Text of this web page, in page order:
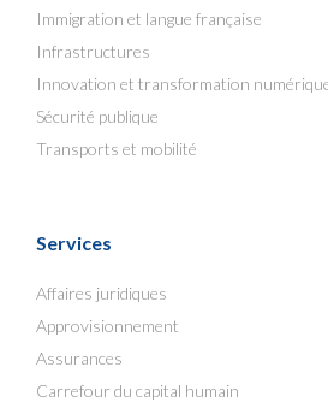
Immigration et langue française
Infrastructures
Innovation et transformation
Sécurité publique
Transports et mobilité
Services
Affaires juridiques
Approvisionnement
Assurances
Carrefour du capital humain